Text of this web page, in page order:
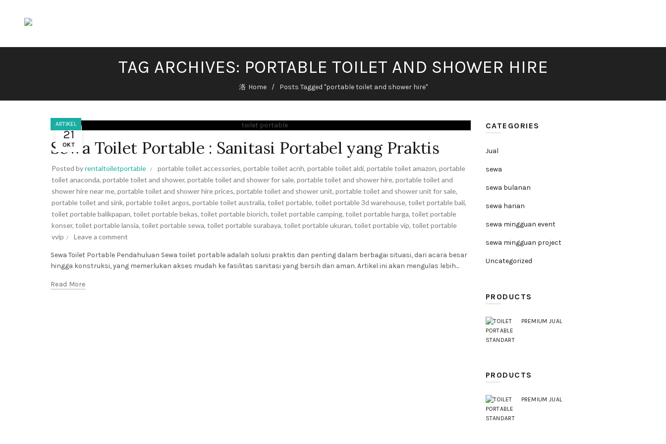
TAG ARCHIVES: PORTABLE TOILET AND SHOWER HIRE
Home Posts Tagged "portable toilet and shower hire"
21
OKT
ARTIKEL
Sewa Toilet Portable : Sanitasi Portabel yang Praktis
Posted byrentaltoiletportable portable toilet accessories, portable toilet acnh, portable toilet aldi, portable toilet amazon, portable
toilet anaconda, portable toilet and shower, portable toilet and shower for sale, portable toilet and shower hire, portable toilet and
shower hire near me, portable toilet and shower hire prices, portable toilet and shower unit, portable toilet and shower unit for sale,
portable toilet and sink, portable toilet argos, portable toilet australia, toilet portable, toilet portable 3d warehouse, toilet portable bali,
toilet portable balikpapan, toilet portable bekas, toilet portable biorich, toilet portable camping, toilet portable harga, toilet portable
konser, toilet portable lansia, toilet portable sewa, toilet portable surabaya, toilet portable ukuran, toilet portable vip, toilet portable
vvip
Leave a comment
Sewa Toilet Portable Pendahuluan Sewa toilet portable adalah solusi praktis dan penting dalam berbagai situasi, dari acara besar
hingga konstruksi, yang memerlukan akses mudah ke fasilitas sanitasi yang bersih dan aman. Artikel ini akan mengulas lebih...
Read More
CATEGORIES
Jual
sewa
sewa bulanan
sewa harian
sewa mingguan event
sewa mingguan project
Uncategorized
PRODUCTS
PREMIUM JUAL
PRODUCTS
PREMIUM JUAL